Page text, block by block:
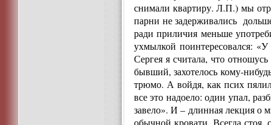
снимали квартиру. Л.П.) мы
парни не задерживались
ради приличия меньше
ухмылкой поинтересовался:
Сергея я считала, что
бывший, захотелось кому-
трюмо. А войдя, как псих
все это надоело: один упал,
завело». И – длинная лекция о